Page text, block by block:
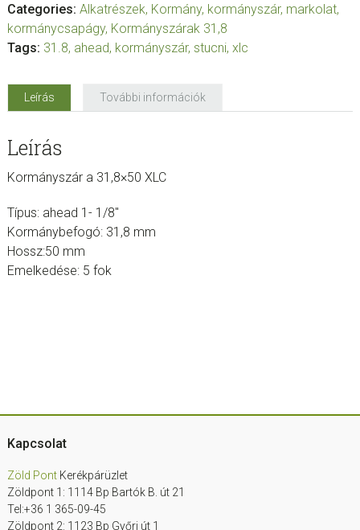
Categories: Alkatrészek, Kormány, kormányszár, markolat,
kormánycsapágy, Kormányszárak 31,8
Tags: 31.8, ahead, kormányszár, stucni, xlc
Leírás További információk
Leírás
Kormányszár a 31,8×50 XLC
Típus: ahead 1- 1/8″
Kormánybefogó: 31,8 mm
Hossz:50 mm
Emelkedése: 5 fok
Footer
Kapcsolat
Zöld PontKerékpárüzlet
Zöldpont 1: 1114 Bp Bartók B. út 21
Tel:+36 1 365-09-45
Zöldpont 2: 1123 Bp Győri út 1